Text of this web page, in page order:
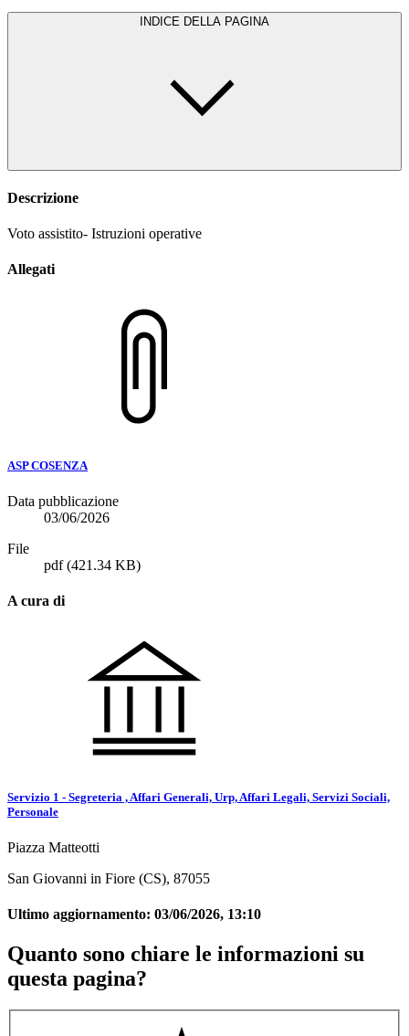
INDICE DELLA PAGINA
Descrizione
Voto assistito- Istruzioni operative
Allegati
ASP COSENZA
Data pubblicazione
03/06/2026
File
pdf(421.34 KB)
A cura di
Servizio 1 - Segreteria , Affari Generali, Urp, Affari Legali, Servizi Sociali,
Personale
Piazza Matteotti
San Giovanni in Fiore (CS), 87055
Ultimo aggiornamento: 03/06/2026, 13:10
Quanto sono chiare le informazioni su
questa pagina?